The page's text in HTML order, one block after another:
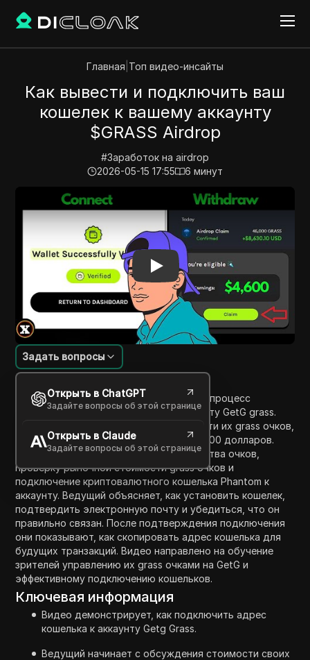
Главная Топ видео-инсайты
Как вывести и подключить ваш
кошелек к вашему аккаунту
$GRASS Airdrop
#Заработок на airdrop
2026-05-15 17:55
6 минут
Play Video:Как вывести и подключить ваш
Введение в содержание
Задать вопросы
Открыть в ChatGPT
Задайте вопросы об этой странице
Открыть в Claude
Задайте вопросы об этой странице
В этом видео ведущий демонстрирует процесс
подключения адреса кошелька к аккаунту GetG grass.
Туториал начинается с показа стоимости их grass очков,
которые они оценивают в более чем 3000 долларов.
Шаги включают расчет общего количества очков,
проверку рыночной стоимости grass очков и
подключение криптовалютного кошелька Phantom к
аккаунту. Ведущий объясняет, как установить кошелек,
подтвердить электронную почту и убедиться, что он
правильно связан. После подтверждения подключения
они показывают, как скопировать адрес кошелька для
будущих транзакций. Видео направлено на обучение
зрителей управлению их grass очками на GetG и
эффективному подключению кошельков.
Ключевая информация
Видео демонстрирует, как подключить адрес
кошелька к аккаунту Getg Grass.
Ведущий начинает с обсуждения стоимости своих